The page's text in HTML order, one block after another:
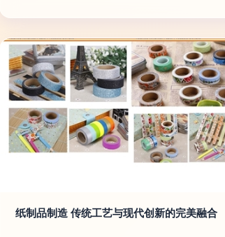
纸制品制造 传统工艺与现代创新的完美融合